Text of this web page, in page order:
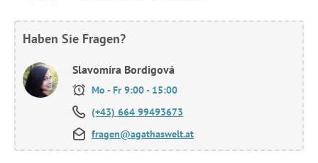
Haben Sie Fragen?
Slavomíra Bordigová
Mo - Fr 9:00 - 15:00
(+43) 664 99493673
fragen@agathaswelt.at